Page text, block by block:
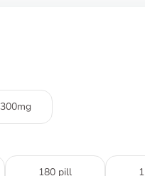
300mg
180 pill